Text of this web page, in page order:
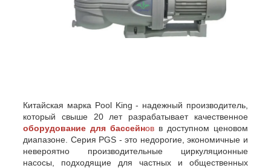
Китайская марка Pool King - надежный производитель,
который свыше 20 лет разрабатывает качественное
оборудование для бассейнов в доступном ценовом
диапазоне. Серия PGS - это недорогие, экономичные и
невероятно производительные циркуляционные
насосы, подходящие для частных и общественных